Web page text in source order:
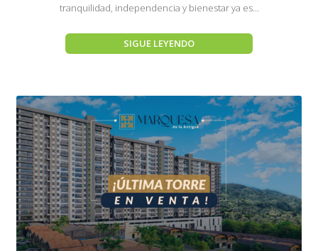
tranquilidad, independencia y bienestar ya es...
SIGUE LEYENDO